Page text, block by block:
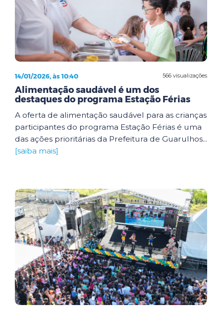
566 visualizações
14/01/2026, às 10:40
Alimentação saudável é um dos
destaques do programa Estação Férias
A oferta de alimentação saudável para as crianças
participantes do programa Estação Férias é uma
das ações prioritárias da Prefeitura de Guarulhos...
[saiba mais]